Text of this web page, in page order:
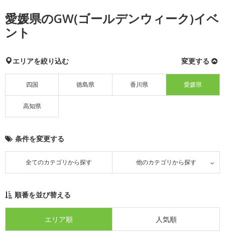
愛媛県のGW(ゴールデンウィーク)イベ
ント
エリアを絞り込む 変更する
四国 徳島県 香川県 愛媛県
高知県
条件を変更する
全てのカテゴリから探す 他のカテゴリから探す
順番を並び替える
エリア順 人気順